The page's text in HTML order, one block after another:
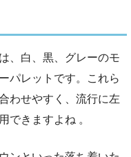
、白、黒、グレーのモ
パレットです。これら
わせやすく、流行に左
できますよね 。